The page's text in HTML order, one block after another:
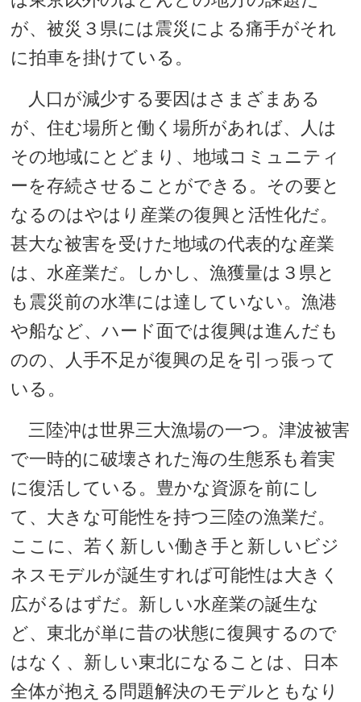
が、被災３県には震災による痛手がそれ
に拍車を掛けている。
人口が減少する要因はさまざまある
が、住む場所と働く場所があれば、人は
その地域にとどまり、地域コミュニティ
ーを存続させることができる。その要と
なるのはやはり産業の復興と活性化だ。
甚大な被害を受けた地域の代表的な産業
は、水産業だ。しかし、漁獲量は３県と
も震災前の水準には達していない。漁港
や船など、ハード面では復興は進んだも
のの、人手不足が復興の足を引っ張って
いる。
三陸沖は世界三大漁場の一つ。津波被害
で一時的に破壊された海の生態系も着実
に復活している。豊かな資源を前にし
て、大きな可能性を持つ三陸の漁業だ。
ここに、若く新しい働き手と新しいビジ
ネスモデルが誕生すれば可能性は大きく
広がるはずだ。新しい水産業の誕生な
ど、東北が単に昔の状態に復興するので
はなく、新しい東北になることは、日本
全体が抱える問題解決のモデルともなり